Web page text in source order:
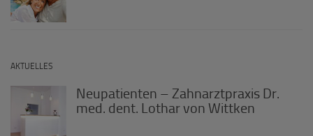
AKTUELLES
Neupatienten – Zahnarztpraxis Dr.
med. dent. Lothar von Wittken